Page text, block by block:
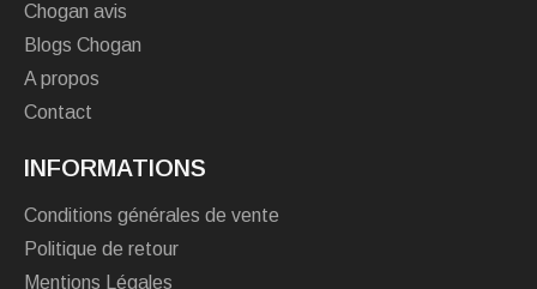
Chogan avis
Blogs Chogan
A propos
Contact
INFORMATIONS
Conditions générales de vente
Politique de retour
Mentions Légales